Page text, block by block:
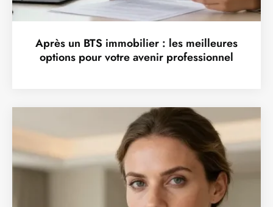
Après un BTS immobilier : les meilleures
options pour votre avenir professionnel